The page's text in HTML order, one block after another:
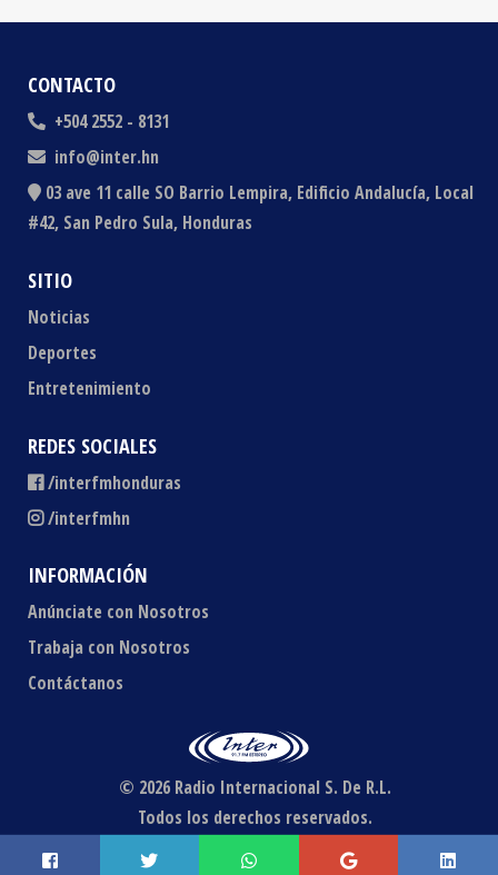
CONTACTO
+504 2552 - 8131
info@inter.hn
03 ave 11 calle SO Barrio Lempira, Edificio Andalucía, Local
#42, San Pedro Sula, Honduras
SITIO
Noticias
Deportes
Entretenimiento
REDES SOCIALES
/interfmhonduras
/interfmhn
INFORMACIÓN
Anúnciate con Nosotros
Trabaja con Nosotros
Contáctanos
© 2026 Radio Internacional S. De R.L.
Todos los derechos reservados.